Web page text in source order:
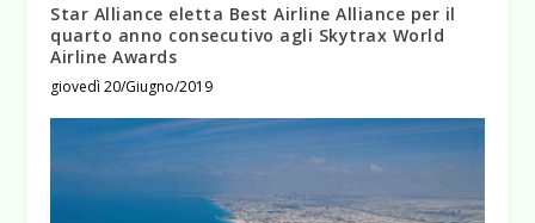
Star Alliance eletta Best Airline Alliance per il
quarto anno consecutivo agli Skytrax World
Airline Awards
giovedì 20/Giugno/2019